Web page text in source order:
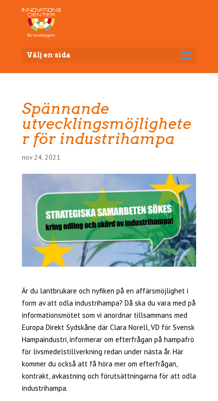
Välj en sida
Spännande
utvecklingsmöjlighete
r för industrihampa
nov 24, 2021
Är du lantbrukare och nyfiken på en affärsmöjlighet i
form av att odla industrihampa? Då ska du vara med på
informationsmötet som vi anordnar tillsammans med
Europa Direkt Sydskåne där Clara Norell, VD för Svensk
Hampaindustri, informerar om efterfrågan på hampafrö
för livsmedelstillverkning redan under nästa år. Här
kommer du också att få höra mer om efterfrågan,
kontrakt, avkastning och förutsättningarna för att odla
industrihampa.